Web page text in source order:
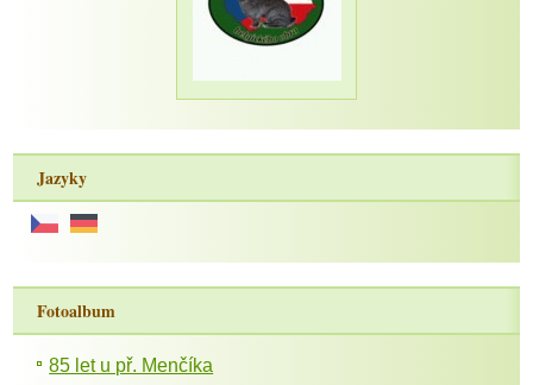
Jazyky
Fotoalbum
85 let u př. Menčíka